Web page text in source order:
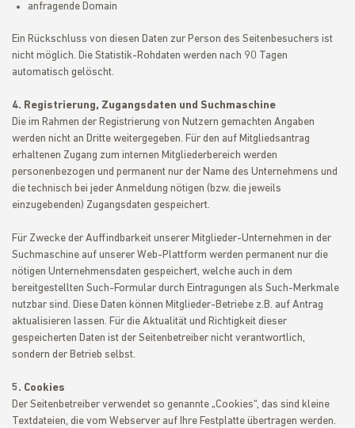
anfragende Domain
Ein Rückschluss von diesen Daten zur Person des Seitenbesuchers ist
nicht möglich. Die Statistik-Rohdaten werden nach 90 Tagen
automatisch gelöscht.
4. Registrierung, Zugangsdaten und Suchmaschine
Die im Rahmen der Registrierung von Nutzern gemachten Angaben
werden nicht an Dritte weitergegeben. Für den auf Mitgliedsantrag
erhaltenen Zugang zum internen Mitgliederbereich werden
personenbezogen und permanent nur der Name des Unternehmens und
die technisch bei jeder Anmeldung nötigen (bzw. die jeweils
einzugebenden) Zugangsdaten gespeichert.
Für Zwecke der Auffindbarkeit unserer Mitglieder-Unternehmen in der
Suchmaschine auf unserer Web-Plattform werden permanent nur die
nötigen Unternehmensdaten gespeichert, welche auch in dem
bereitgestellten Such-Formular durch Eintragungen als Such-Merkmale
nutzbar sind. Diese Daten können Mitglieder-Betriebe z.B. auf Antrag
aktualisieren lassen. Für die Aktualität und Richtigkeit dieser
gespeicherten Daten ist der Seitenbetreiber nicht verantwortlich,
sondern der Betrieb selbst.
5. Cookies
Der Seitenbetreiber verwendet so genannte „Cookies“, das sind kleine
Textdateien, die vom Webserver auf Ihre Festplatte übertragen werden.